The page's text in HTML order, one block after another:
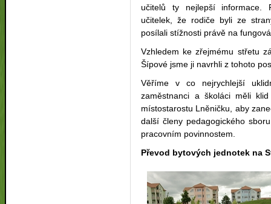
učitelů ty nejlepší informace.
učitelek, že rodiče byli ze
posílali stížnosti právě na
Vzhledem ke zřejmému střetu
Šípové jsme ji navrhli z tohoto
Věříme v co nejrychlejší
zaměstnanci a školáci měli
místostarostu Lněničku, aby
další členy pedagogického
pracovním povinnostem.
Převod bytových jednotek na